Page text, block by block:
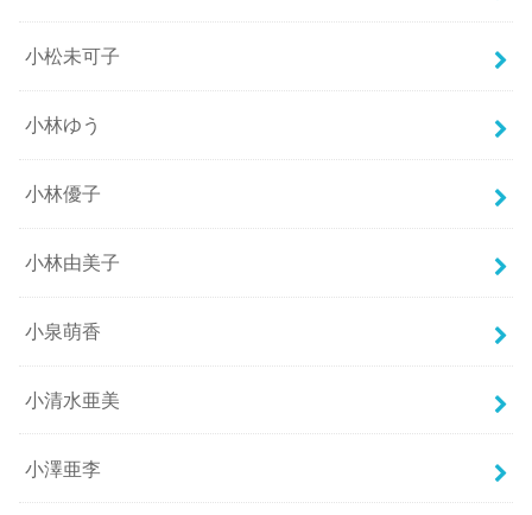
小松未可子
小林ゆう
小林優子
小林由美子
小泉萌香
小清水亜美
小澤亜李